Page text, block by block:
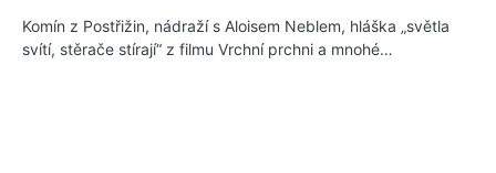
Komín z Postřižin, nádraží s Aloisem Neblem, hláška „světla
svítí, stěrače stírají“ z filmu Vrchní prchni a mnohé…